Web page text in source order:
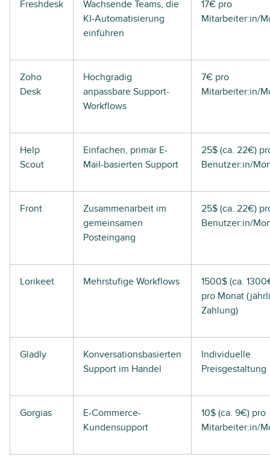
Freshdesk
Wachsende Teams, die
KI-Automatisierung
einführen
17€ pro
Mitarbeiter:in/
Zoho
Desk
Hochgradig
anpassbare Support-
Workflows
7€ pro
Mitarbeiter:in/
Help
Scout
Einfachen, primär E-
Mail-basierten Support
25$ (ca. 22€)
Benutzer:in/
Front
Zusammenarbeit im
gemeinsamen
Posteingang
25$ (ca. 22€)
Benutzer:in/
Lorikeet Mehrstufige Workflows
1500$ (ca.
pro Monat
Zahlung)
Gladly
Konversationsbasierten
Support im Handel
Individuelle
Preisgestaltung
Gorgias
E-Commerce-
Kundensupport
10$ (ca. 9€) pro
Mitarbeiter:in/